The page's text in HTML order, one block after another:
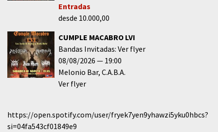
Entradas
desde 10.000,00
CUMPLE MACABRO LVI
Bandas Invitadas: Ver flyer
08/08/2026
19:00
Melonio Bar C.A.B.A.
Ver flyer
https://open.spotify.com/user/fryek7yen9yhawzi5yku0hbcs?
si=04fa543cf01849e9